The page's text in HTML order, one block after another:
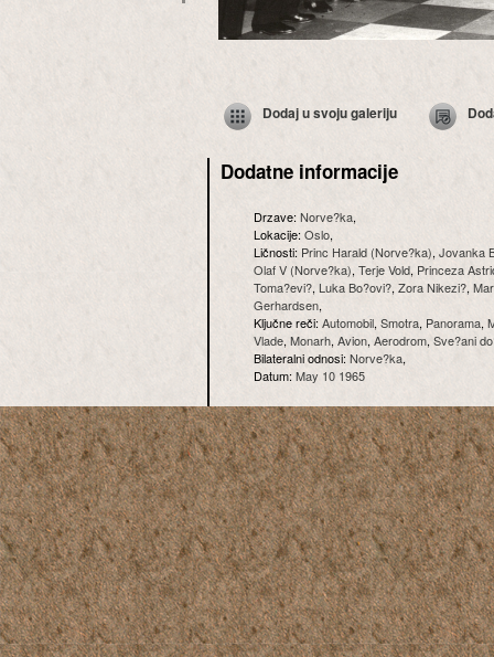
Dodaj u svoju galeriju
Dodatne informacije
Drzave:Norve?ka,
Lokacije:Oslo,
Ličnosti: Princ Harald (Norve?ka), Jovanka
Olaf V (Norve?ka), Terje Vold, Princeza
Toma?evi?, Luka Bo?ovi?, Zora Nikezi?,
Gerhardsen,
Ključne reči:Automobil, Smotra, Panorama,
Vlade, Monarh, Avion, Aerodrom, Sve?ani
Bilateralni odnosi:Norve?ka,
Datum:May 10 1965